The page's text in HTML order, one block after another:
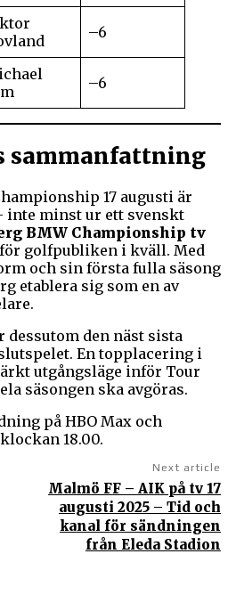
–6
–6
sammanfattning
17 augusti är
inte minst ur ett svenskt
BMW Championship tv
golfpubliken i kväll. Med
och sin första fulla säsong
etablera sig som en av
dessutom den näst sista
En topplacering i
utgångsläge inför Tour
säsongen ska avgöras.
på HBO Max och
18.00.
Next article
Malmö FF – AIK på tv 17
augusti 2025 – Tid och
kanal för sändningen
från Eleda Stadion